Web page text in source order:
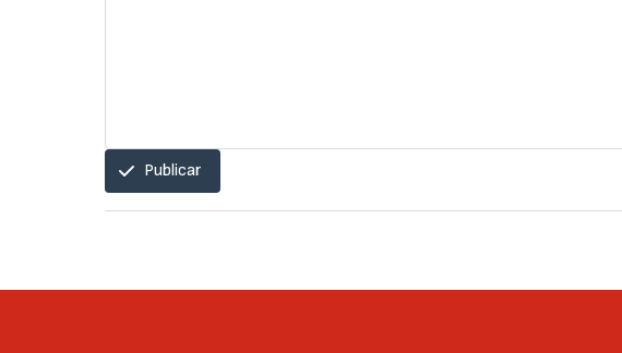
Publicar